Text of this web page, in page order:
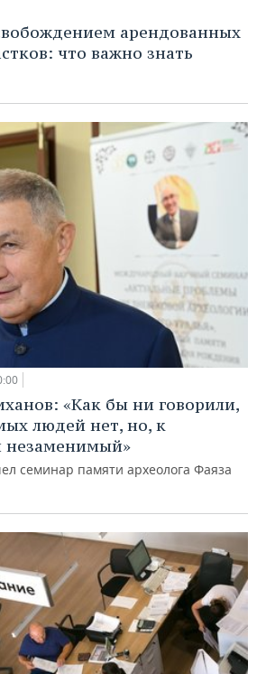
арендованных
что важно знать
«Как бы ни говорили,
людей нет, но, к
незаменимый»
семинар памяти археолога Фаяза